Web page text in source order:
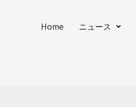
Home ニュース